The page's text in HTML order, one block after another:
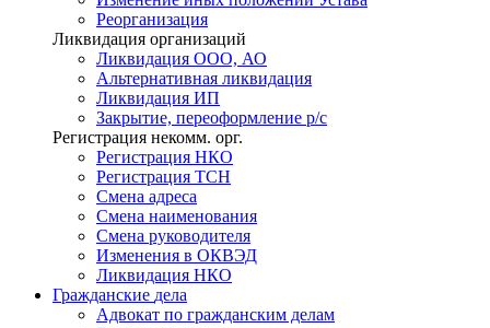
Реорганизация
Ликвидация организаций
Ликвидация ООО, АО
Альтернативная ликвидация
Ликвидация ИП
Закрытие, переоформление р/с
Регистрация некомм. орг.
Регистрация НКО
Регистрация ТСН
Смена адреса
Смена наименования
Смена руководителя
Изменения в ОКВЭД
Ликвидация НКО
Гражданские дела
Адвокат по гражданским делам